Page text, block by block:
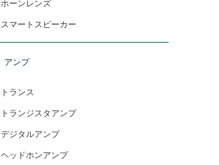
ホーンレンズ
スマートスピーカー
アンプ
トランス
トランジスタアンプ
デジタルアンプ
ヘッドホンアンプ